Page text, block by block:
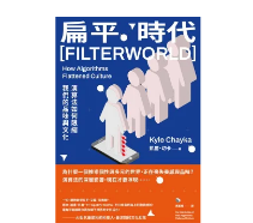
天市場，並於「我的訂單
後將為您辦理退款事宜。
貨，恕無法以單支商品取
登入帳號
Login
Step2.登入